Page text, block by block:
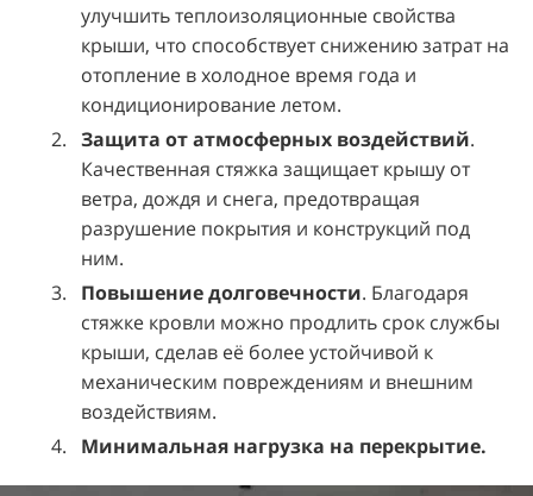
улучшить теплоизоляционные свойства
крыши, что способствует снижению затрат на
отопление в холодное время года и
кондиционирование летом.
Защита от атмосферных воздействий.
Качественная стяжка защищает крышу от
ветра, дождя и снега, предотвращая
разрушение покрытия и конструкций под
ним.
Повышение долговечности. Благодаря
стяжке кровли можно продлить срок службы
крыши, сделав её более устойчивой к
механическим повреждениям и внешним
воздействиям.
Минимальная нагрузка на перекрытие.